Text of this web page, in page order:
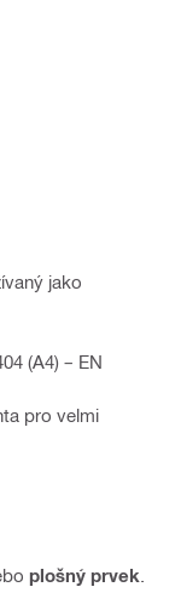
jako
(A4) – EN
pro velmi
plošný prvek